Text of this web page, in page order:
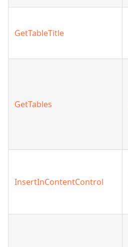
GetTableTitle
GetTables
InsertInContentControl